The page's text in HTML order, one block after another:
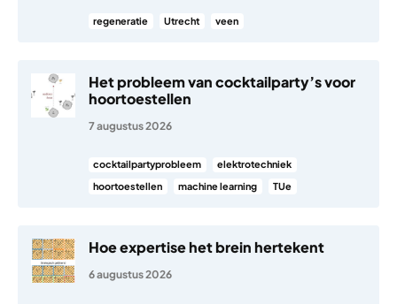
regeneratie Utrecht veen
Het probleem van cocktailparty’s voor
hoortoestellen
7 augustus 2026
cocktailpartyprobleem
elektrotechniek
hoortoestellen
machine learning TUe
Hoe expertise het brein hertekent
6 augustus 2026